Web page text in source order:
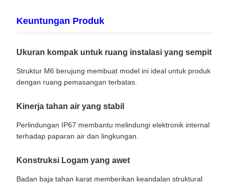
Keuntungan Produk
Ukuran kompak untuk ruang instalasi yang sempit
Struktur M6 berujung membuat model ini ideal untuk produk
dengan ruang pemasangan terbatas.
Kinerja tahan air yang stabil
Perlindungan IP67 membantu melindungi elektronik internal
terhadap paparan air dan lingkungan.
Konstruksi Logam yang awet
Badan baja tahan karat memberikan keandalan struktural